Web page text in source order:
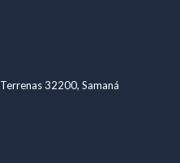
32200, Samaná